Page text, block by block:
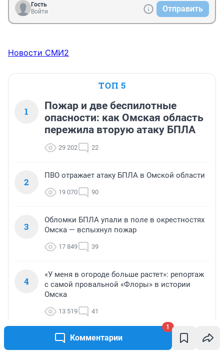
Комментарии
1
Гость
Войти
Отправить
Новости СМИ2
ТОП 5
1
Пожар и две беспилотные
опасности: как Омская область
пережила вторую атаку БПЛА
29 202 22
2
ПВО отражает атаку БПЛА в Омской области
19 070 90
3
Обломки БПЛА упали в поле в окрестностях
Омска — вспыхнул пожар
17 849 39
4
«У меня в огороде больше растет»: репортаж
с самой провальной «Флоры» в истории
Омска
13 519 41
Российскому образованию конец? В стране
растет число стобалльников ЕГЭ — почему